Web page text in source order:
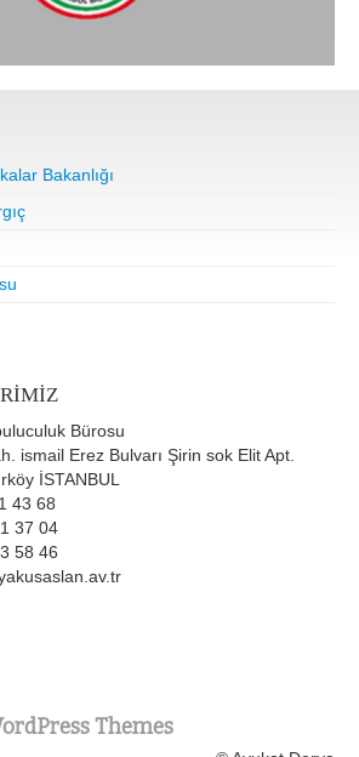
Bakanlığı
Bürosu
ismail Erez Bulvarı Şirin sok Elit Apt.
İSTANBUL
43 68
37 04
58 46
Themes